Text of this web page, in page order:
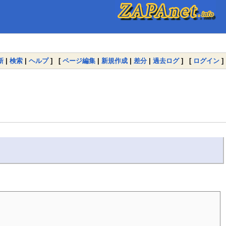
| 検索 | ヘルプ] [ ページ編集 | 新規作成 | 差分 | 過去ログ] [ ログイン ]